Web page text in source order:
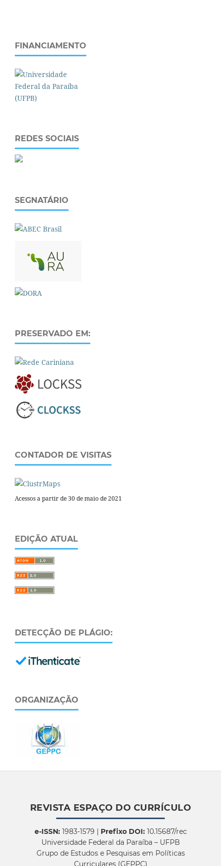
FINANCIAMENTO
REDES SOCIAIS
SEGNATÁRIO
PRESERVADO EM:
CONTADOR DE VISITAS
Acessos a partir de 30 de maio de 2021
EDIÇÃO ATUAL
DETECÇÃO DE PLÁGIO:
ORGANIZAÇÃO
REVISTA ESPAÇO DO CURRÍCULO
e-ISSN:1983-1579 | Prefixo DOI:10.15687/rec
Universidade Federal da Paraíba – UFPB
Grupo de Estudos e Pesquisas em Políticas
Curriculares (GEPPC)